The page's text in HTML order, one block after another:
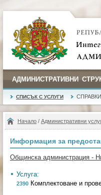
АДМИНИСТРАТИВНИ
СПИСЪК С УСЛУГИ СПРАВКИ
Начало / Административни
Информация за
Общинска администрация -
Услуга:
2390 Комплектоване и